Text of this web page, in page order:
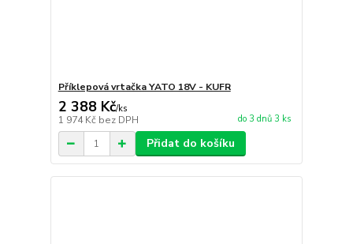
Příklepová vrtačka YATO 18V - KUFR
2 388 Kč/ks
1 974 Kč bez DPH do 3 dnů 3 ks
Přidat do košíku